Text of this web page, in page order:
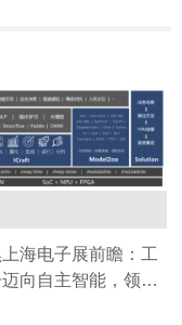
海电子展前瞻：工
向自主智能，领先